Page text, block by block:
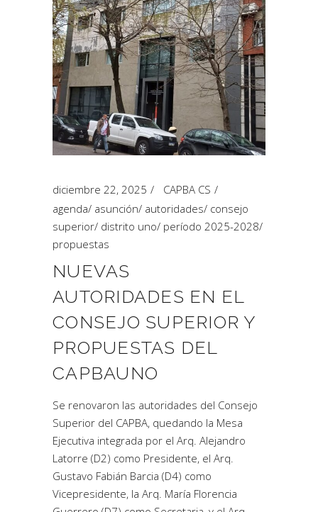
diciembre 22, 2025
CAPBA CS
agenda/ asunción/ autoridades/ consejo
superior/ distrito uno/ período 2025-2028/
propuestas
NUEVAS
AUTORIDADES EN EL
CONSEJO SUPERIOR Y
PROPUESTAS DEL
CAPBAUNO
Se renovaron las autoridades del Consejo
Superior del CAPBA, quedando la Mesa
Ejecutiva integrada por el Arq. Alejandro
Latorre (D2) como Presidente, el Arq.
Gustavo Fabián Barcia (D4) como
Vicepresidente, la Arq. María Florencia